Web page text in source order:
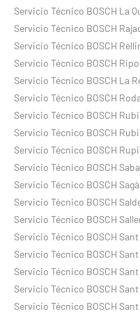
Servicio Técnico BOSCH La
Servicio Técnico BOSCH
Servicio Técnico BOSCH
Servicio Técnico BOSCH
Servicio Técnico BOSCH La
Servicio Técnico BOSCH
Servicio Técnico BOSCH Rubi
Servicio Técnico BOSCH
Servicio Técnico BOSCH
Servicio Técnico BOSCH
Servicio Técnico BOSCH
Servicio Técnico BOSCH
Servicio Técnico BOSCH
Servicio Técnico BOSCH
Servicio Técnico BOSCH
Servicio Técnico BOSCH
Servicio Técnico BOSCH
Servicio Técnico BOSCH